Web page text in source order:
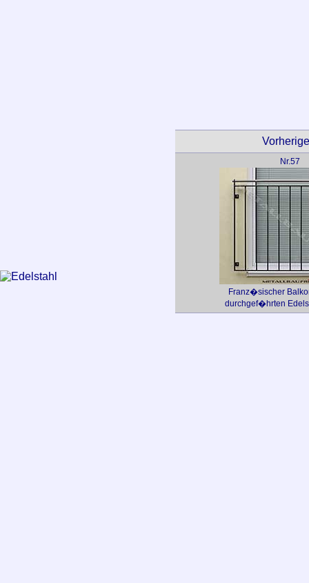
Nr.57
Franz�sischer
durchgef�hrten